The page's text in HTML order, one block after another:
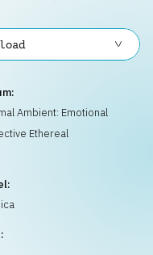
Ambient: Emotional
Ethereal